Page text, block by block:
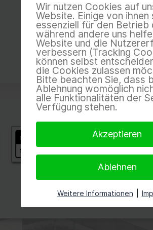
Wir nutzen Cookies auf
Website. Einige von ihnen
essenziell für den Betrieb
während andere uns
Website und die
verbessern (Tracking
können selbst
die Cookies zulassen
Bitte beachten Sie, dass
Ablehnung womöglich
alle Funktionalitäten der
Verfügung stehen.
Akzeptieren
Ablehnen
Weitere Informationen